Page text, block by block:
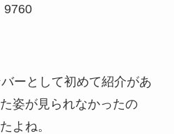
9760
ーとして初めて紹介があ
姿が見られなかったの
よね。